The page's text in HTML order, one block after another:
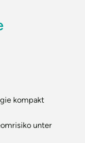
kompakt
unter